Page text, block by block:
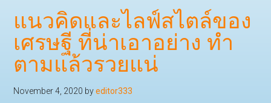
แนวคิดและไลฟ์สไตล์ของ
เศรษฐี ที่น่าเอาอย่าง ทำ
ตามแล้วรวยแน่
November 4, 2020 byeditor333